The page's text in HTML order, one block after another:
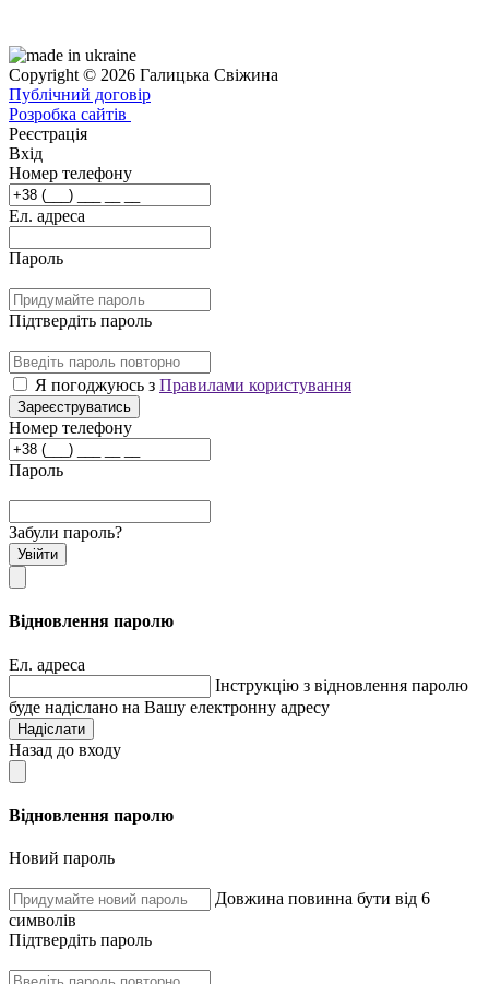
Copyright © 2026 Галицька Свіжина
Публічний договір
Розробка сайтів
Реєстрація
Вхід
Номер телефону
Ел. адреса
Пароль
Підтвердіть пароль
Я погоджуюсь з Правилами користування
Зареєструватись
Номер телефону
Пароль
Забули пароль?
Увійти
Відновлення паролю
Ел. адреса
Інструкцію з відновлення паролю
буде надіслано на Вашу електронну адресу
Надіслати
Назад до входу
Відновлення паролю
Новий пароль
Довжина повинна бути від 6
символів
Підтвердіть пароль